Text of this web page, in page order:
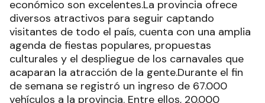
económico son excelentes.La provincia ofrece
diversos atractivos para seguir captando
visitantes de todo el país, cuenta con una amplia
agenda de fiestas populares, propuestas
culturales y el despliegue de los carnavales que
acaparan la atracción de la gente.Durante el fin
de semana se registró un ingreso de 67.000
vehículos a la provincia. Entre ellos, 20.000